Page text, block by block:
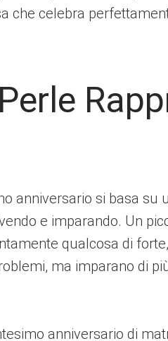
che celebra
anniversario si basa
e imparando. Un
qualcosa di
ma imparano di
anniversario di